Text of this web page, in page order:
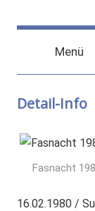
Inhalt
baeretswil.ch
Menü
Detail-Info
Fasnacht
16.02.1980 /